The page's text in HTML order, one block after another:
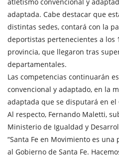
adaptada. Cabe destacar que
distintas sedes, contará con la
deportistas pertenecientes a los
provincia, que llegaron tras
departamentales.
Las competencias continuarán
convencional y adaptado, en la
adaptada que se disputará en el
Al respecto, Fernando Maletti,
Ministerio de Igualdad y
“Santa Fe en Movimiento es
al Gobierno de Santa Fe.